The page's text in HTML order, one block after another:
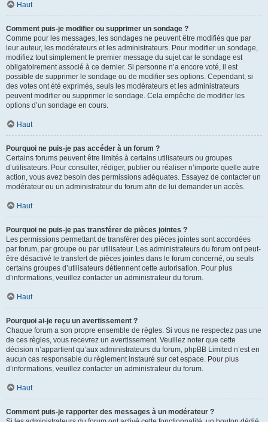
Haut
Comment puis-je modifier ou supprimer un sondage ?
Comme pour les messages, les sondages ne peuvent être modifiés que par
leur auteur, les modérateurs et les administrateurs. Pour modifier un sondage,
modifiez tout simplement le premier message du sujet car le sondage est
obligatoirement associé à ce dernier. Si personne n’a encore voté, il est
possible de supprimer le sondage ou de modifier ses options. Cependant, si
des votes ont été exprimés, seuls les modérateurs et les administrateurs
peuvent modifier ou supprimer le sondage. Cela empêche de modifier les
options d’un sondage en cours.
Haut
Pourquoi ne puis-je pas accéder à un forum ?
Certains forums peuvent être limités à certains utilisateurs ou groupes
d’utilisateurs. Pour consulter, rédiger, publier ou réaliser n’importe quelle autre
action, vous avez besoin des permissions adéquates. Essayez de contacter un
modérateur ou un administrateur du forum afin de lui demander un accès.
Haut
Pourquoi ne puis-je pas transférer de pièces jointes ?
Les permissions permettant de transférer des pièces jointes sont accordées
par forum, par groupe ou par utilisateur. Les administrateurs du forum ont peut-
être désactivé le transfert de pièces jointes dans le forum concerné, ou seuls
certains groupes d’utilisateurs détiennent cette autorisation. Pour plus
d’informations, veuillez contacter un administrateur du forum.
Haut
Pourquoi ai-je reçu un avertissement ?
Chaque forum a son propre ensemble de règles. Si vous ne respectez pas une
de ces règles, vous recevrez un avertissement. Veuillez noter que cette
décision n’appartient qu’aux administrateurs du forum, phpBB Limited n’est en
aucun cas responsable du règlement instauré sur cet espace. Pour plus
d’informations, veuillez contacter un administrateur du forum.
Haut
Comment puis-je rapporter des messages à un modérateur ?